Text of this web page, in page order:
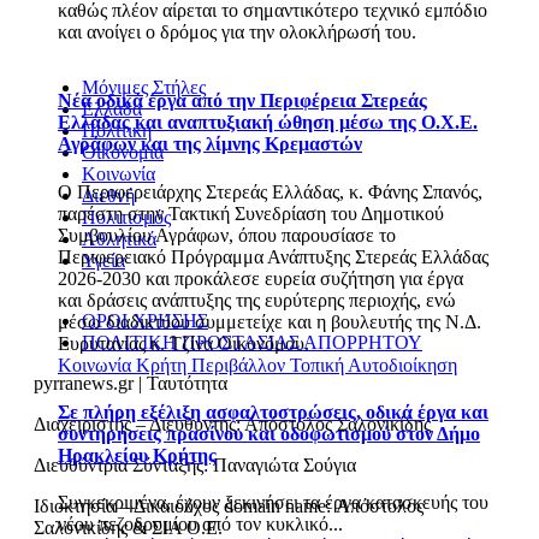
καθώς πλέον αίρεται το σημαντικότερο τεχνικό εμπόδιο
και ανοίγει ο δρόμος για την ολοκλήρωσή του.
Νέα οδικά έργα από την Περιφέρεια Στερεάς
Ελλάδας και αναπτυξιακή ώθηση μέσω της Ο.Χ.Ε.
Αγράφων και της λίμνης Κρεμαστών
Ο Περιφερειάρχης Στερεάς Ελλάδας, κ. Φάνης Σπανός,
παρέστη στην Τακτική Συνεδρίαση του Δημοτικού
Συμβουλίου Αγράφων, όπου παρουσίασε το
Περιφερειακό Πρόγραμμα Ανάπτυξης Στερεάς Ελλάδας
2026-2030 και προκάλεσε ευρεία συζήτηση για έργα
και δράσεις ανάπτυξης της ευρύτερης περιοχής, ενώ
μέσω διαδικτύου συμμετείχε και η βουλευτής της Ν.Δ.
Ευρυτανίας κ. Τζίνα Οικονόμου.
Κοινωνία Κρήτη Περιβάλλον Τοπική Αυτοδιοίκηση
Σε πλήρη εξέλιξη ασφαλτοστρώσεις, οδικά έργα και
συντηρήσεις πρασίνου και οδοφωτισμού στον Δήμο
Ηρακλείου Κρήτης
Συγκεκριμένα, έχουν ξεκινήσει τα έργα κατασκευής του
νέου πεζοδρομίου από τον κυκλικό...
Μόνιμες Στήλες
Ελλάδα
Πολιτική
Οικονομία
Κοινωνία
Διεθνή
Πολιτισμός
Αθλητικά
Υγεία
ΟΡΟΙ ΧΡΗΣΗΣ
ΠΟΛΙΤΙΚΗ ΠΡΟΣΤΑΣΙΑΣ ΑΠΟΡΡΗΤΟΥ
pyrranews.gr | Ταυτότητα
Διαχειριστής – Διευθυντής: Απόστολος Σαλονικίδης
Διευθύντρια Σύνταξης: Παναγιώτα Σούγια
Ιδιοκτησία – Δικαιούχος domain name: Απόστολος
Σαλονικίδης & ΣΙΑ Ο.Ε.